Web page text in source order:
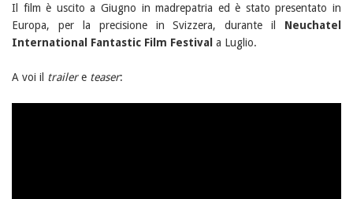
Il film è uscito a Giugno in madrepatria ed è stato presentato in
Europa, per la precisione in Svizzera, durante il Neuchatel
International Fantastic Film Festival a Luglio.
A voi il trailere teaser: